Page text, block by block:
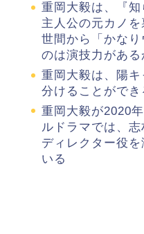
重岡大毅は、『知
主人公の元カノ
世間から「かな
のは演技力があ
重岡大毅は、陽
分けることがで
重岡大毅が2020
ルドラマでは、
ディレクター役
いる